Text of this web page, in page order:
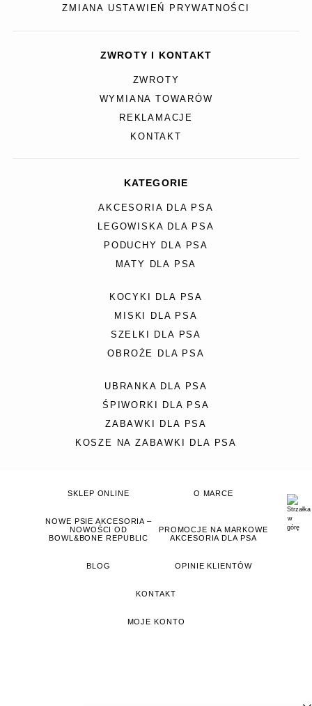
ZMIANA USTAWIEŃ PRYWATNOŚCI
ZWROTY I KONTAKT
ZWROTY
WYMIANA TOWARÓW
REKLAMACJE
KONTAKT
KATEGORIE
AKCESORIA DLA PSA
LEGOWISKA DLA PSA
PODUCHY DLA PSA
MATY DLA PSA
KOCYKI DLA PSA
MISKI DLA PSA
SZELKI DLA PSA
OBROŻE DLA PSA
UBRANKA DLA PSA
ŚPIWORKI DLA PSA
ZABAWKI DLA PSA
KOSZE NA ZABAWKI DLA PSA
SKLEP ONLINE O MARCE
NOWE PSIE AKCESORIA –
NOWOŚCI OD
BOWL&BONE REPUBLIC
PROMOCJE NA MARKOWE
AKCESORIA DLA PSA
BLOG OPINIE KLIENTÓW
KONTAKT
MOJE KONTO